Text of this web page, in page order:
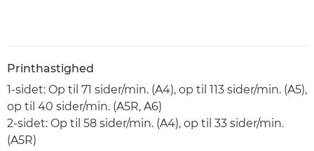
Printhastighed
1-sidet: Op til 71 sider/min. (A4), op til 113 sider/min. (A5),
op til 40 sider/min. (A5R, A6)
2-sidet: Op til 58 sider/min. (A4), op til 33 sider/min.
(A5R)